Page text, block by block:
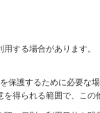
する場合があります。
保護するために必要な場
得られる範囲で、この